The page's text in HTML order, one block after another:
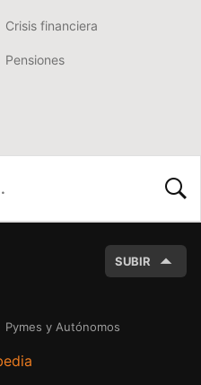
Crisis financiera
Pensiones
SUBIR
Pymes y Autónomos